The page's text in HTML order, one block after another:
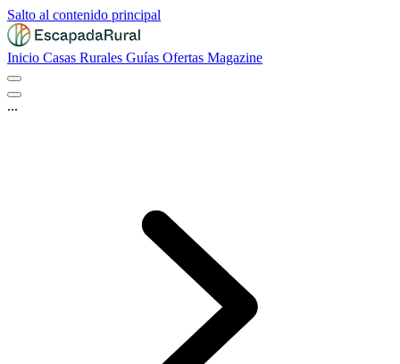
Salto al contenido principal
Inicio Casas Rurales Guías Ofertas Magazine
...